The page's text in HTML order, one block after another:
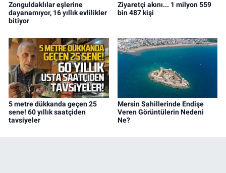
Zonguldaklılar eşlerine
dayanamıyor, 16 yıllık evlilikler
bitiyor
Ziyaretçi akını... 1 milyon 559
bin 487 kişi
5 metre dükkanda geçen 25
sene! 60 yıllık saatçiden
tavsiyeler
Mersin Sahillerinde Endişe
Veren Görüntülerin Nedeni
Ne?